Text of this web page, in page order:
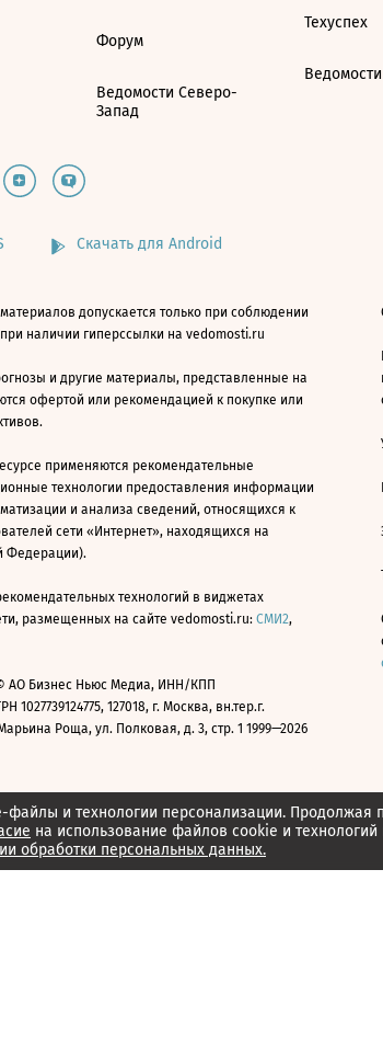
и технологии персонализации. Продолжая
на использование файлов cookie и
обработки персональных данных.
Форум
Ведомости Северо-
Запад
Техуспех
Скачать для Android
допускается только при соблюдении
наличии гиперссылки на vedomosti.ru
и другие материалы, представленные на
офертой или рекомендацией к покупке или
применяются рекомендательные
технологии предоставления информации
и анализа сведений, относящихся к
сети «Интернет», находящихся на
Федерации).
технологий в виджетах
размещенных на сайте vedomosti.ru: СМИ2,
АО Бизнес Ньюс Медиа, ИНН/КПП
1027739124775, 127018, г. Москва, вн.тер.г.
Роща, ул. Полковая, д. 3, стр. 1 1999—2026